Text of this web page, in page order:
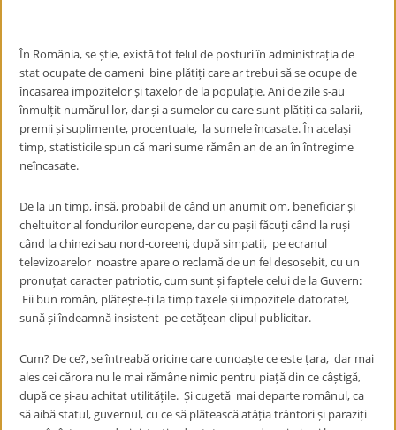
În România, se știe, există tot felul de posturi în administrația de
stat ocupate de oameni bine plătiți care ar trebui să se ocupe de
încasarea impozitelor și taxelor de la populație. Ani de zile s-au
înmulțit numărul lor, dar și a sumelor cu care sunt plătiți ca salarii,
premii și suplimente, procentuale, la sumele încasate. În același
timp, statisticile spun că mari sume rămân an de an în întregime
neîncasate.
De la un timp, însă, probabil de când un anumit om, beneficiar și
cheltuitor al fondurilor europene, dar cu pașii făcuți când la ruși
când la chinezi sau nord-coreeni, după simpatii, pe ecranul
televizoarelor noastre apare o reclamă de un fel desosebit, cu un
pronuțat caracter patriotic, cum sunt și faptele celui de la Guvern:
Fii bun român, plătește-ți la timp taxele și impozitele datorate!,
sună și îndeamnă insistent pe cetățean clipul publicitar.
Cum? De ce?, se întreabă oricine care cunoaște ce este țara, dar mai
ales cei cărora nu le mai rămâne nimic pentru piață din ce câștigă,
după ce și-au achitat utilitățile. Și cugetă mai departe românul, ca
să aibă statul, guvernul, cu ce să plătească atâția trântori și paraziți